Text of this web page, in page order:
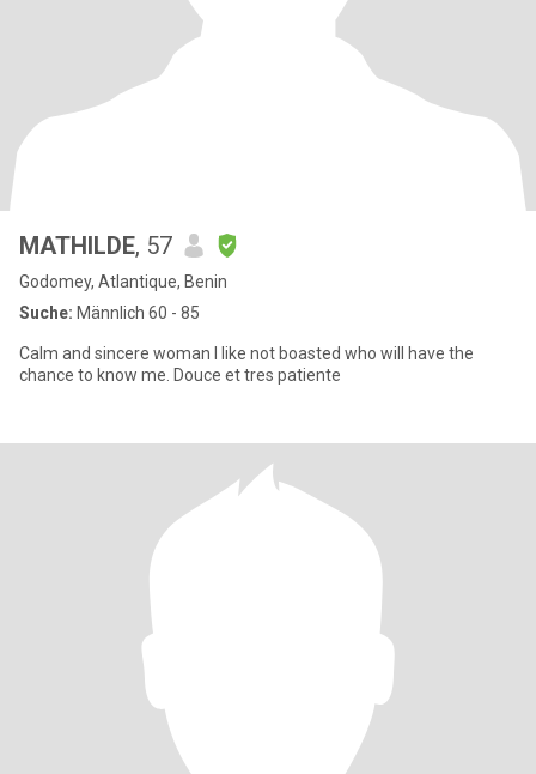
MATHILDE, 57
Godomey, Atlantique, Benin
Suche: Männlich 60 - 85
Calm and sincere woman I like not boasted who will have the
chance to know me. Douce et tres patiente